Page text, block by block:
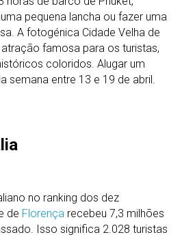
pequena lancha ou fazer uma
A fotogénica Cidade Velha de
famosa para os turistas,
coloridos. Alugar um
semana entre 13 e 19 de abril.
no ranking dos dez
de Florença recebeu 7,3 milhões
Isso significa 2.028 turistas